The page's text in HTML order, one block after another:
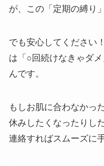
が、この「定期の縛り
でも安心してください
は「○回続けなきゃダ
んです。
もしお肌に合わなかっ
休みしたくなったりし
連絡すればスムーズに